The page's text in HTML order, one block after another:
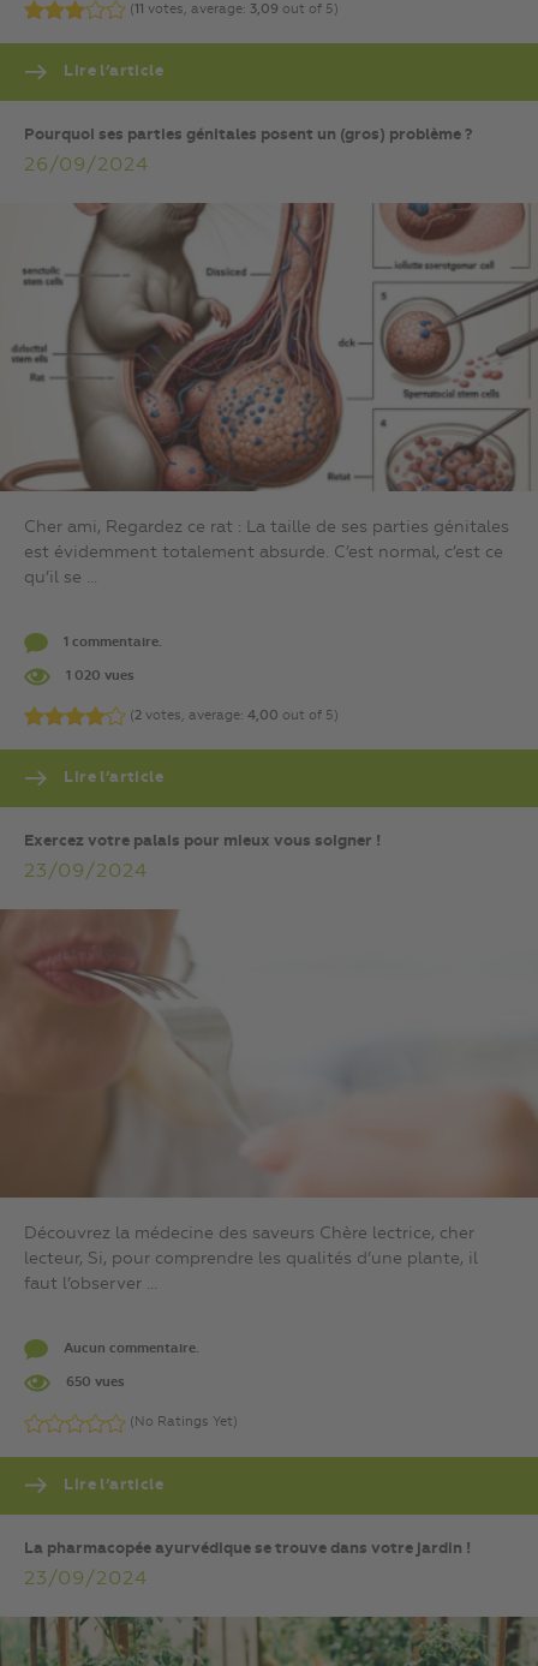
(11 votes, average: 3,09 out of 5)
Lire l’article
Pourquoi ses parties génitales posent un (gros) problème ?
26/09/2024
Cher ami, Regardez ce rat : La taille de ses parties génitales
est évidemment totalement absurde. C’est normal, c’est ce
qu’il se ...
1 commentaire.
1 020 vues
(2 votes, average: 4,00 out of 5)
Lire l’article
Exercez votre palais pour mieux vous soigner !
23/09/2024
Découvrez la médecine des saveurs Chère lectrice, cher
lecteur, Si, pour comprendre les qualités d’une plante, il
faut l’observer ...
Aucun commentaire.
650 vues
(No Ratings Yet)
Lire l’article
La pharmacopée ayurvédique se trouve dans votre jardin !
23/09/2024